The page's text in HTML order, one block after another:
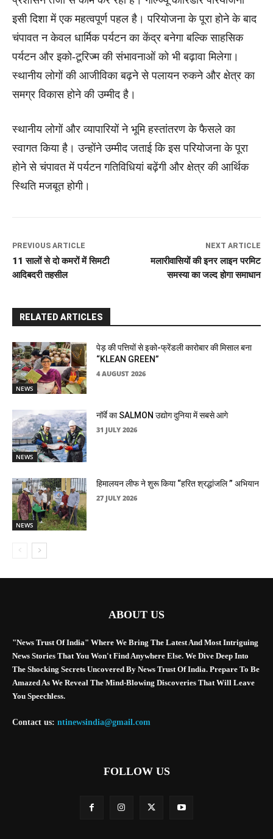
इसी दिशा में एक महत्वपूर्ण पहल है। परियोजना के पूरा होने के बाद
चंपावत न केवल धार्मिक पर्यटन का केंद्र बनेगा बल्कि साहसिक
पर्यटन और इको-टूरिज्म की संभावनाओं को भी बढ़ावा मिलेगा।
स्थानीय लोगों की आजीविका बढ़ने से पलायन रुकने और क्षेत्र का
समग्र विकास होने की उम्मीद है।
स्थानीय लोगों और व्यापारियों ने भूमि हस्तांतरण के फैसले का
स्वागत किया है। उन्होंने उम्मीद जताई कि इस परियोजना के पूरा
होने से चंपावत में पर्यटन गतिविधियां बढ़ेंगी और क्षेत्र की आर्थिक
स्थिति मजबूत होगी।
PREVIOUS ARTICLE
11 सालों से दो कमरों में सिमटी
आदिबदरी तहसील
NEXT ARTICLE
मलारीवासियों की इनर लाइन परमिट
समस्या का जल्द होगा समाधान
RELATED ARTICLES
NEWS
पेड़ की पत्तियों से इको-फ्रेंडली कारोबार की मिसाल बना
“KLEAN GREEN”
4 AUGUST 2026
NEWS
नॉर्वे का SALMON उद्योग दुनिया में सबसे आगे
31 JULY 2026
NEWS
हिमालयन लीफ ने शुरू किया “हरित श्रद्धांजलि ” अभियान
27 JULY 2026
ABOUT US
"News Trust Of India" Where We Bring The Latest And Most Intriguing
News Stories That You Won't Find Anywhere Else. We Dive Deep Into
The Shocking Secrets Uncovered By News Trust Of India. Prepare To Be
Amazed As We Reveal The Mind-Blowing Discoveries That Will Leave
You Speechless.
Contact us: ntinewsindia@gmail.com
FOLLOW US